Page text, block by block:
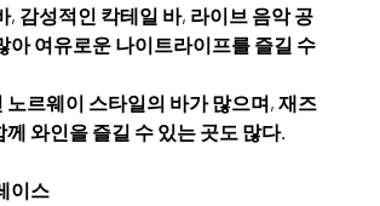
, 감성적인 칵테일 바, 라이브 음악 공
아 여유로운 나이트라이프를 즐길 수
노르웨이 스타일의 바가 많으며, 재즈
께 와인을 즐길 수 있는 곳도 많다.
이스